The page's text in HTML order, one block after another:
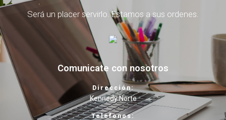
Será un placer servirlo. Estamos a sus ordenes.
Comunicate con nosotros
Dirección:
Kennedy Norte
Teléfonos: